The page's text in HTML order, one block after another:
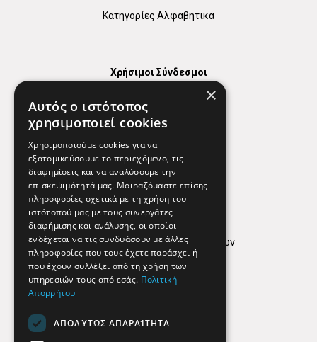
Κατηγορίες Αλφαβητικά
Χρήσιμοι Σύνδεσμοι
Χρήσιμα Τηλέφωνα
Εφημερεύοντα Φαρμακεία
Απόρρητο
Όροι Χρήσης
Πολιτική προστασίας δεδομένων
Findhere
Social Media
×
Αυτός ο ιστότοπος
χρησιμοποιεί cookies
Χρησιμοποιούμε cookies για να
εξατομικεύσουμε το περιεχόμενο, τις
διαφημίσεις και να αναλύσουμε την
επισκεψιμότητά μας. Μοιραζόμαστε επίσης
πληροφορίες σχετικά με τη χρήση του
ιστότοπού μας με τους συνεργάτες
διαφήμισης και ανάλυσης, οι οποίοι
ενδέχεται να τις συνδυάσουν με άλλες
πληροφορίες που τους έχετε παράσχει ή
που έχουν συλλέξει από τη χρήση των
υπηρεσιών τους από εσάς. Πολιτική
Απορρήτου
ΑΠΟΛΎΤΩΣ ΑΠΑΡΑΊΤΗΤΑ